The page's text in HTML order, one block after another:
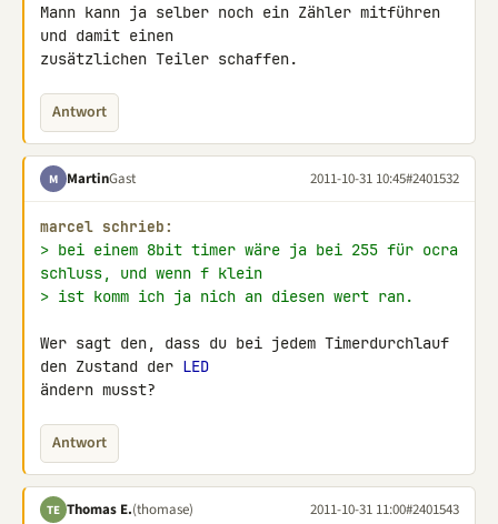
Mann kann ja selber noch ein Zähler mitführen
und damit einen
zusätzlichen Teiler schaffen.
Antwort
M MartinGast 2011-10-31 10:45#2401532
marcel schrieb:
> bei einem 8bit timer wäre ja bei 255 für ocra
schluss, und wenn f klein
> ist komm ich ja nich an diesen wert ran.
Wer sagt den, dass du bei jedem Timerdurchlauf
den Zustand der LED
ändern musst?
Antwort
TE Thomas E.(thomase) 2011-10-31 11:00#2401543